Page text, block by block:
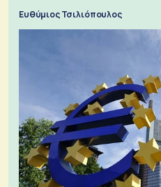
Ευθύμιος Τσιλιόπουλος